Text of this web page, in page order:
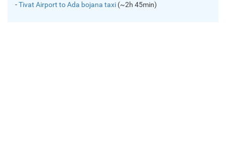
-Tivat Airport to Ada bojana taxi (~2h 45min)